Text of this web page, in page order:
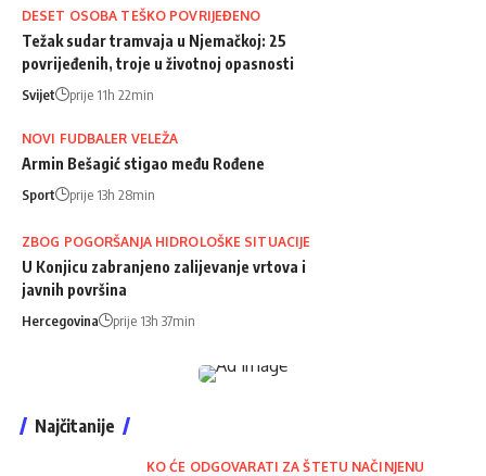
DESET OSOBA TEŠKO POVRIJEĐENO
Težak sudar tramvaja u Njemačkoj: 25
povrijeđenih, troje u životnoj opasnosti
Svijet prije 11h 22min
NOVI FUDBALER VELEŽA
Armin Bešagić stigao među Rođene
Sport prije 13h 28min
ZBOG POGORŠANJA HIDROLOŠKE SITUACIJE
U Konjicu zabranjeno zalijevanje vrtova i
javnih površina
Hercegovina prije 13h 37min
Najčitanije
KO ĆE ODGOVARATI ZA ŠTETU NAČINJENU